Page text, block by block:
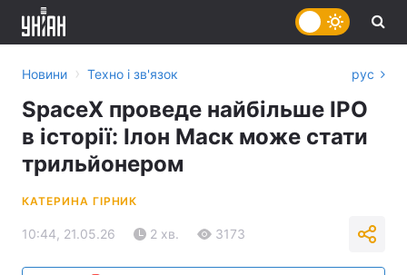
Новини › Техно і зв'язок рус
SpaceX проведе найбільше IPO
в історії: Ілон Маск може стати
трильйонером
КАТЕРИНА ГІРНИК
10:44, 21.05.26 2 хв. 3173